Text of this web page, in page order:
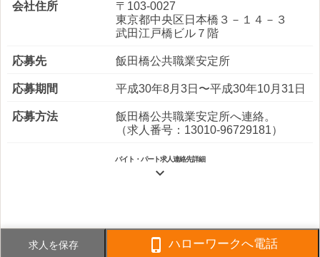
会社住所
〒103-0027
東京都中央区日本橋３－１４－３
武田江戸橋ビル７階
応募先 飯田橋公共職業安定所
応募期間 平成30年8月3日〜平成30年10月31日
応募方法
飯田橋公共職業安定所へ連絡。
（求人番号：13010-96729181）
バイト・パート求人連絡先詳細

事業内容
ビルメンテナンス全般、原子力事業
求人を保存  ハローワークへ電話